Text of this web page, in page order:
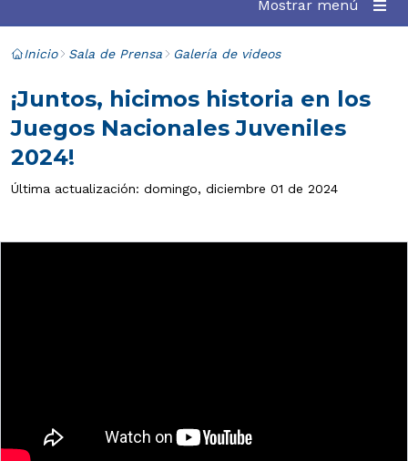
Mostrar menú
Inicio Sala de Prensa Galería de videos
¡Juntos, hicimos historia en los
Juegos Nacionales Juveniles
2024!
Última actualización: domingo, diciembre 01 de 2024